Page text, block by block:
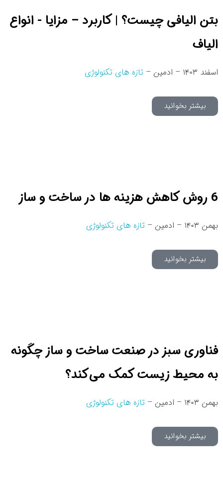
بتن الیافی چیست؟ | کاربرد – مزایا - انواع
الیاف
اسفند ۱۴۰۳ – ادمین – تازه های تکنولوژی
بیشتر بخوانید
6 روش کاهش هزینه ها در ساخت و ساز
بهمن ۱۴۰۳ – ادمین – تازه های تکنولوژی
بیشتر بخوانید
فناوری سبز در صنعت ساخت و ساز چگونه
به محیط زیست کمک می‌کند؟
بهمن ۱۴۰۳ – ادمین – تازه های تکنولوژی
بیشتر بخوانید